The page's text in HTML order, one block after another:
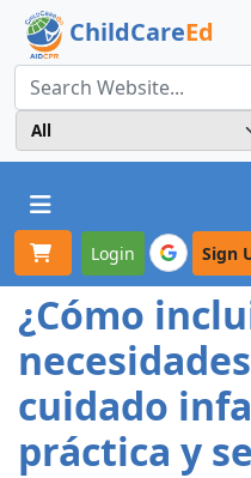
ChildCareEd
Toggle navigation
Login Sign
¿Cómo
cuidado
práctica y